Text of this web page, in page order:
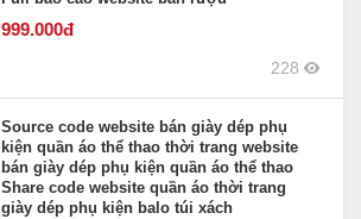
999.000đ
228
Source code website bán giày dép phụ
kiện quần áo thể thao thời trang website
bán giày dép phụ kiện quần áo thể thao
Share code website quần áo thời trang
giày dép phụ kiện balo túi xách